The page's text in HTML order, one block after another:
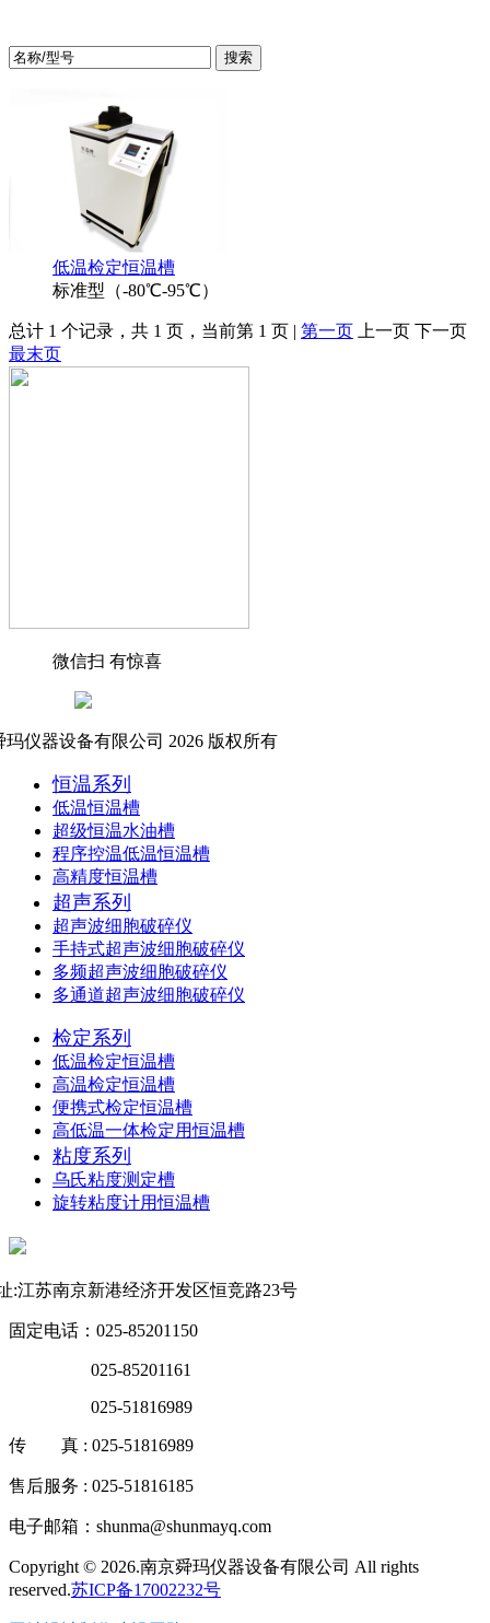
低温检定恒温槽
标准型（-80℃-95℃）
总计 1 个记录，共 1 页，当前第 1 页 | 第一页 上一页 下一页
最末页
微信扫 有惊喜
玛仪器设备有限公司 2026 版权所有
恒温系列
低温恒温槽
超级恒温水油槽
程序控温低温恒温槽
高精度恒温槽
超声系列
超声波细胞破碎仪
手持式超声波细胞破碎仪
多频超声波细胞破碎仪
多通道超声波细胞破碎仪
检定系列
低温检定恒温槽
高温检定恒温槽
便携式检定恒温槽
高低温一体检定用恒温槽
粘度系列
乌氏粘度测定槽
旋转粘度计用恒温槽
:江苏南京新港经济开发区恒竞路23号
固定电话：025-85201150
025-85201161
025-51816989
传 真 : 025-51816989
售后服务 : 025-51816185
电子邮箱：shunma@shunmayq.com
Copyright © 2026.南京舜玛仪器设备有限公司 All rights
reserved.苏ICP备17002232号